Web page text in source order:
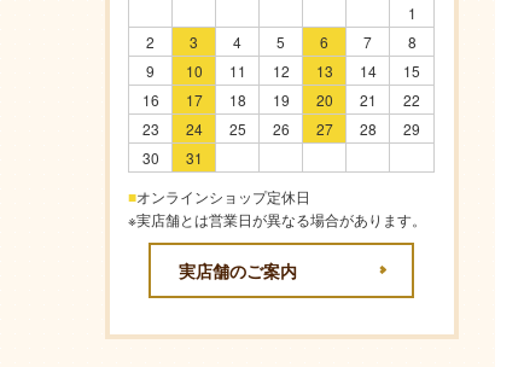
1
2
3 4 5 6 7
8
9
10 11 12 13 14
15
16
17 18 19 20 21
22
23
24 25 26 27 28
29
30
31
■オンラインショップ定休日
※実店舗とは営業日が異なる場合があります。
実店舗のご案内